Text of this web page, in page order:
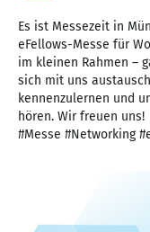
Es ist Messezeit in
eFellows-Messe für
im kleinen Rahmen –
sich mit uns
kennenzulernen und
hören. Wir freuen uns!
#Messe #Networking